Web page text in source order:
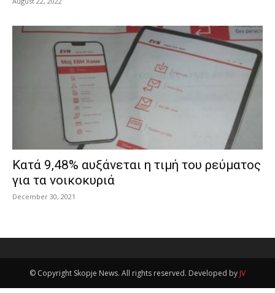
Κατά 9,48% αυξάνεται η τιμή του ρεύματος
για τα νοικοκυριά
December 30, 2021
© Copyright Skopje News. All rights reserved. Developed by JV